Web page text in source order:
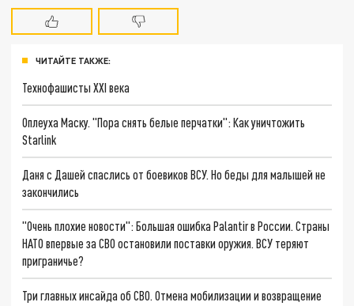
ЧИТАЙТЕ ТАКЖЕ:
Технофашисты XXI века
Оплеуха Маску. "Пора снять белые перчатки": Как уничтожить
Starlink
Даня с Дашей спаслись от боевиков ВСУ. Но беды для малышей не
закончились
"Очень плохие новости": Большая ошибка Palantir в России. Страны
НАТО впервые за СВО остановили поставки оружия. ВСУ теряют
приграничье?
Три главных инсайда об СВО. Отмена мобилизации и возвращение